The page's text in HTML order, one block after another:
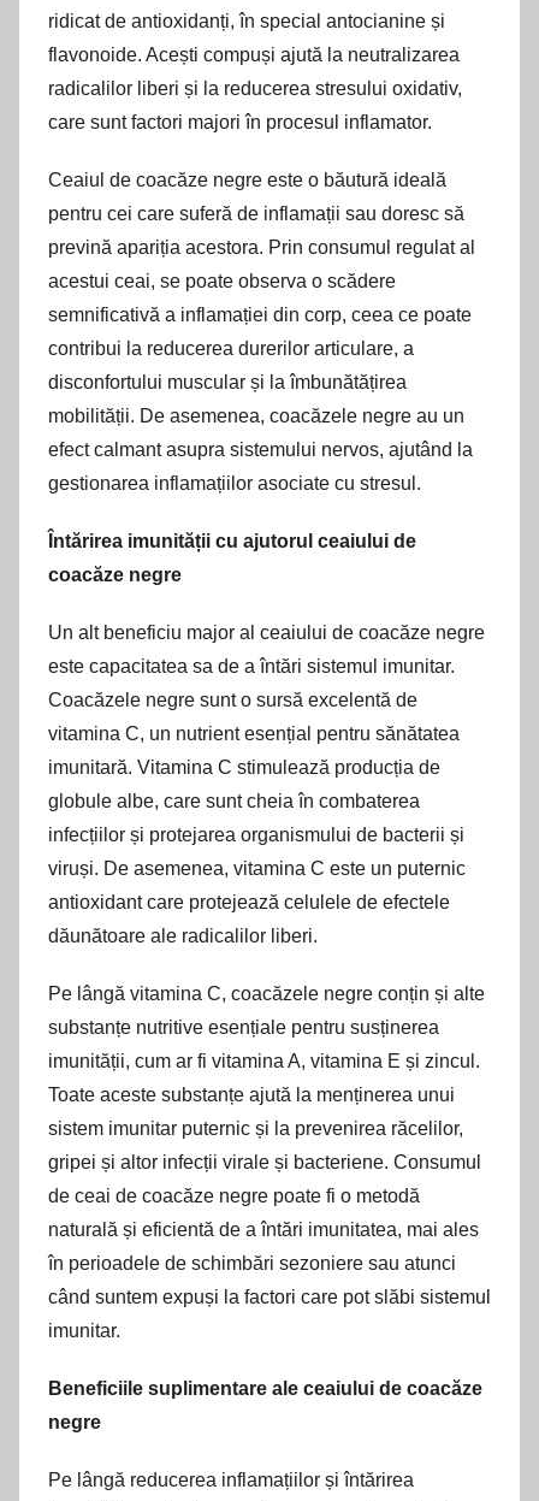
ridicat de antioxidanți, în special antocianine și
flavonoide. Acești compuși ajută la neutralizarea
radicalilor liberi și la reducerea stresului oxidativ,
care sunt factori majori în procesul inflamator.
Ceaiul de coacăze negre este o băutură ideală
pentru cei care suferă de inflamații sau doresc să
prevină apariția acestora. Prin consumul regulat al
acestui ceai, se poate observa o scădere
semnificativă a inflamației din corp, ceea ce poate
contribui la reducerea durerilor articulare, a
disconfortului muscular și la îmbunătățirea
mobilității. De asemenea, coacăzele negre au un
efect calmant asupra sistemului nervos, ajutând la
gestionarea inflamațiilor asociate cu stresul.
Întărirea imunității cu ajutorul ceaiului de
coacăze negre
Un alt beneficiu major al ceaiului de coacăze negre
este capacitatea sa de a întări sistemul imunitar.
Coacăzele negre sunt o sursă excelentă de
vitamina C, un nutrient esențial pentru sănătatea
imunitară. Vitamina C stimulează producția de
globule albe, care sunt cheia în combaterea
infecțiilor și protejarea organismului de bacterii și
viruși. De asemenea, vitamina C este un puternic
antioxidant care protejează celulele de efectele
dăunătoare ale radicalilor liberi.
Pe lângă vitamina C, coacăzele negre conțin și alte
substanțe nutritive esențiale pentru susținerea
imunității, cum ar fi vitamina A, vitamina E și zincul.
Toate aceste substanțe ajută la menținerea unui
sistem imunitar puternic și la prevenirea răcelilor,
gripei și altor infecții virale și bacteriene. Consumul
de ceai de coacăze negre poate fi o metodă
naturală și eficientă de a întări imunitatea, mai ales
în perioadele de schimbări sezoniere sau atunci
când suntem expuși la factori care pot slăbi sistemul
imunitar.
Beneficiile suplimentare ale ceaiului de coacăze
negre
Pe lângă reducerea inflamațiilor și întărirea